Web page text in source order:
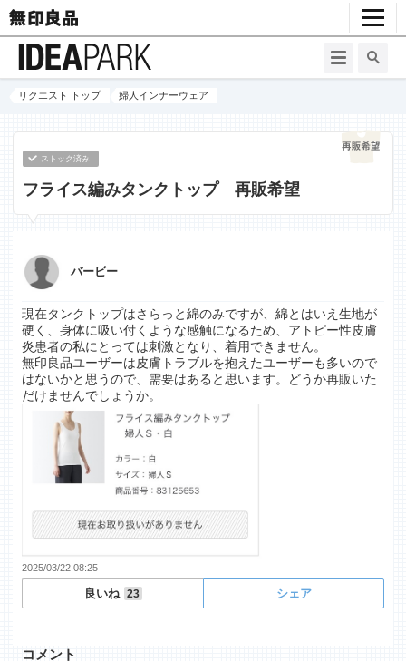
リクエスト トップ 婦人インナーウェア
ストック済み
フライス編みタンクトップ 再販希望
バービー
現在タンクトップはさらっと綿のみですが、綿とはいえ生地が
硬く、身体に吸い付くような感触になるため、アトピー性皮膚
炎患者の私にとっては刺激となり、着用できません。
無印良品ユーザーは皮膚トラブルを抱えたユーザーも多いので
はないかと思うので、需要はあると思います。どうか再販いた
だけませんでしょうか。
2025/03/22 08:25
良いね 23 シェア
コメント